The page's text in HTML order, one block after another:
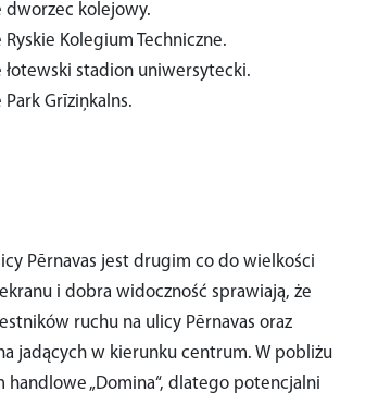
dworzec kolejowy.
Kolegium Techniczne.
łotewski stadion uniwersytecki.
Grīziņkalns.
Pērnavas jest drugim co do wielkości
i dobra widoczność sprawiają, że
ruchu na ulicy Pērnavas oraz
jadących w kierunku centrum. W pobliżu
„Domina“, dlatego potencjalni